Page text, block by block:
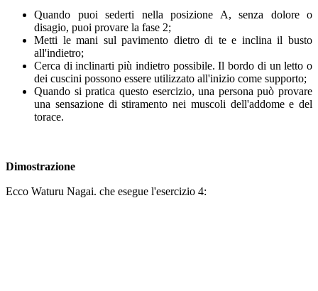
Quando puoi sederti nella posizione A, senza dolore o
disagio, puoi provare la fase 2;
Metti le mani sul pavimento dietro di te e inclina il busto
all'indietro;
Cerca di inclinarti più indietro possibile. Il bordo di un letto o
dei cuscini possono essere utilizzato all'inizio come supporto;
Quando si pratica questo esercizio, una persona può provare
una sensazione di stiramento nei muscoli dell'addome e del
torace.
Dimostrazione
Ecco Waturu Nagai. che esegue l'esercizio 4: